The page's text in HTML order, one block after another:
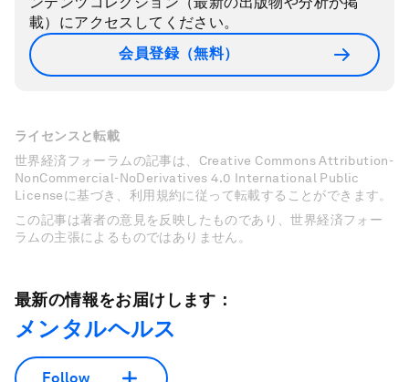
載）にアクセスしてください。
会員登録（無料）
ライセンスと転載
世界経済フォーラムの記事は、Creative Commons Attribution-
NonCommercial-NoDerivatives 4.0 International Public
Licenseに基づき、利用規約に従って転載することができます。
この記事は著者の意見を反映したものであり、世界経済フォー
ラムの主張によるものではありません。
最新の情報をお届けします：
メンタルヘルス
Follow